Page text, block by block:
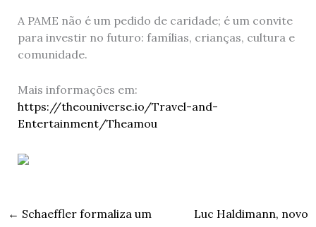
A PAME não é um pedido de caridade; é um convite
para investir no futuro: famílias, crianças, cultura e
comunidade.
Mais informações em:
https://theouniverse.io/Travel-and-
Entertainment/Theamou
← Schaeffler formaliza um
Luc Haldimann, novo